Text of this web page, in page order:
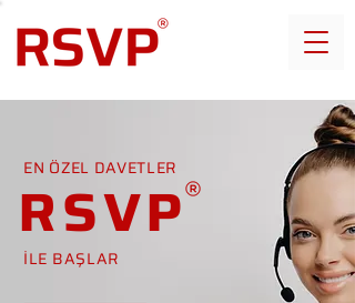
EN ÖZEL DAVETLER
RSVP
İLE BAŞLAR